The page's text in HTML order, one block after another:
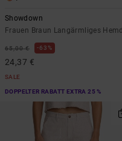
Showdown
Frauen Braun Langärmliges Hemd
65,00 € 63%
24,37 €
SALE
DOPPELTER RABATT EXTRA 25 %